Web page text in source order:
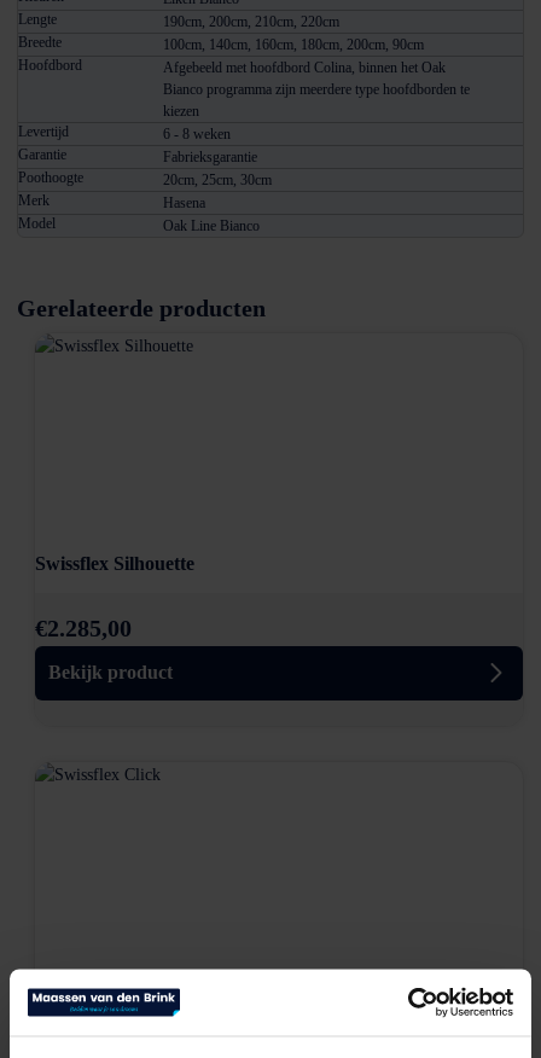
Lengte
190cm, 200cm, 210cm, 220cm
Breedte
100cm, 140cm, 160cm, 180cm, 200cm, 90cm
Hoofdbord
Afgebeeld met hoofdbord Colina, binnen het Oak
Bianco programma zijn meerdere type hoofdborden te
kiezen
Levertijd
6 - 8 weken
Garantie
Fabrieksgarantie
Poothoogte
20cm, 25cm, 30cm
Merk
Hasena
Model
Oak Line Bianco
Gerelateerde producten
Swissflex Silhouette
€2.285,00
Bekijk product
Swissflex Click